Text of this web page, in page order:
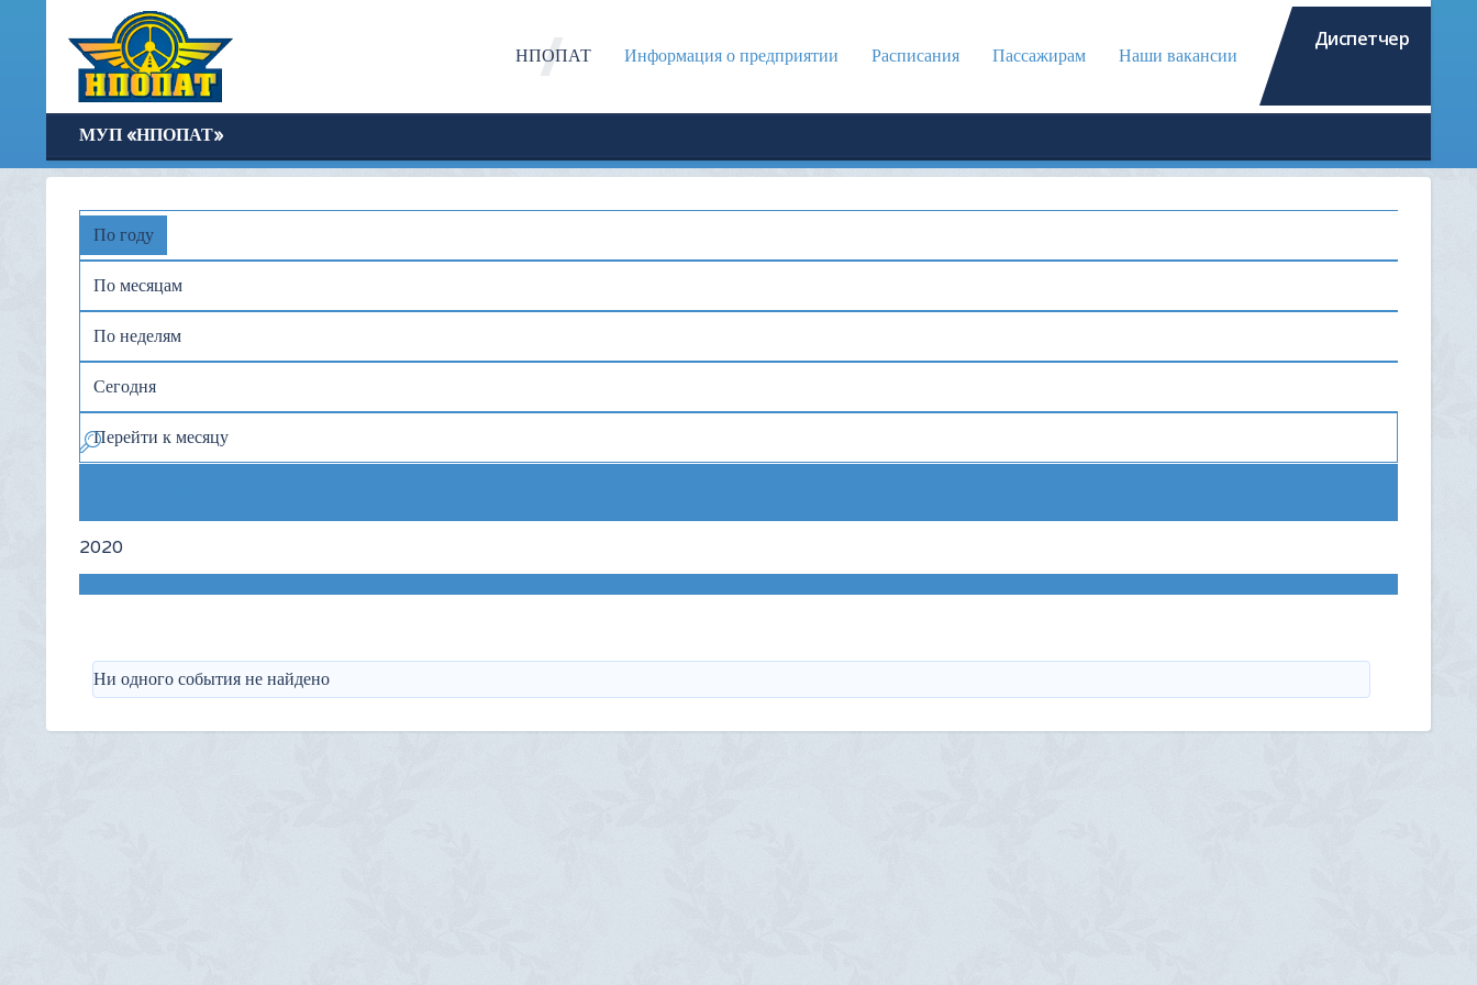
НПОПАТ Информация о предприятии Расписания Пассажирам Наши вакансии
Диспетчер
МУП «НПОПАТ»
По году
По месяцам
По неделям
Сегодня
Перейти к месяцу
2020
Ни одного события не найдено